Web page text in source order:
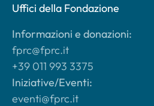
Uffici della Fondazione
Informazioni e donazioni:
fprc@fprc.it
+39 011 993 3375
Iniziative/Eventi:
eventi@fprc.it